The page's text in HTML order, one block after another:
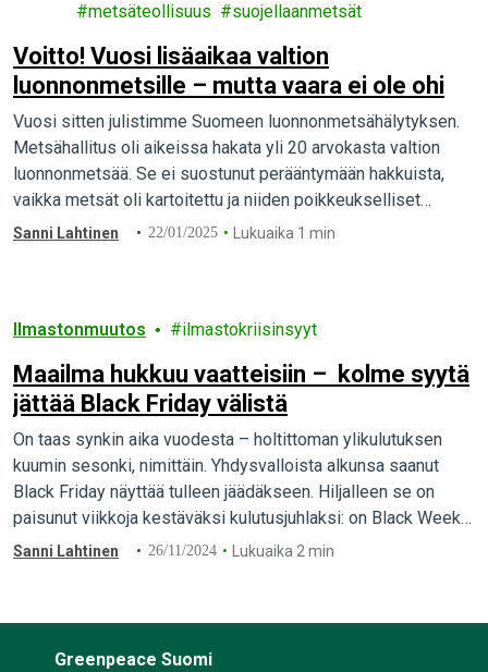
metsäteollisuus
suojellaanmetsät
Voitto! Vuosi lisäaikaa valtion
luonnonmetsille – mutta vaara ei ole ohi
Vuosi sitten julistimme Suomeen luonnonmetsähälytyksen.
Metsähallitus oli aikeissa hakata yli 20 arvokasta valtion
luonnonmetsää. Se ei suostunut perääntymään hakkuista,
vaikka metsät oli kartoitettu ja niiden poikkeukselliset
luontoarvot olivat tiedossa.
Sanni Lahtinen 22/01/2025 Lukuaika 1 min
Ilmastonmuutos ilmastokriisinsyyt
Maailma hukkuu vaatteisiin – kolme syytä
jättää Black Friday välistä
On taas synkin aika vuodesta – holtittoman ylikulutuksen
kuumin sesonki, nimittäin. Yhdysvalloista alkunsa saanut
Black Friday näyttää tulleen jäädäkseen. Hiljalleen se on
paisunut viikkoja kestäväksi kulutusjuhlaksi: on Black Week
ja…
Sanni Lahtinen 26/11/2024 Lukuaika 2 min
Greenpeace Suomi